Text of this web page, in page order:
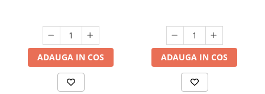
ADAUGA IN COS ADAUGA IN COS